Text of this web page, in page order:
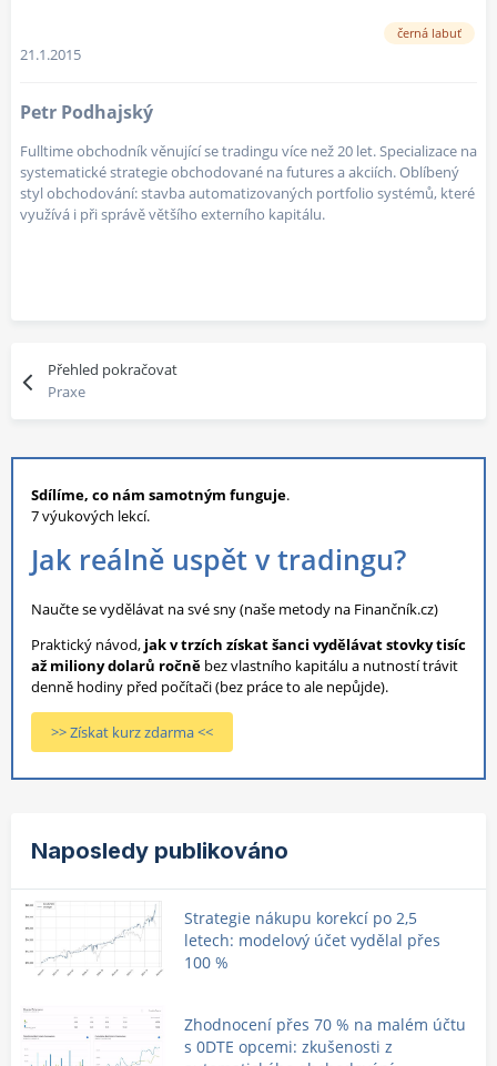
černá labuť
21.1.2015
Petr Podhajský
Fulltime obchodník věnující se tradingu více než 20 let. Specializace na
systematické strategie obchodované na futures a akciích. Oblíbený
styl obchodování: stavba automatizovaných portfolio systémů, které
využívá i při správě většího externího kapitálu.
Přehled pokračovat
Praxe
Sdílíme, co nám samotným funguje.
7 výukových lekcí.
Jak reálně uspět v tradingu?
Naučte se vydělávat na své sny (naše metody na Finančník.cz)
Praktický návod, jak v trzích získat šanci vydělávat stovky tisíc
až miliony dolarů ročně bez vlastního kapitálu a nutností trávit
denně hodiny před počítači (bez práce to ale nepůjde).
>> Získat kurz zdarma <<
Naposledy publikováno
Strategie nákupu korekcí po 2,5
letech: modelový účet vydělal přes
100 %
Zhodnocení přes 70 % na malém účtu
s 0DTE opcemi: zkušenosti z